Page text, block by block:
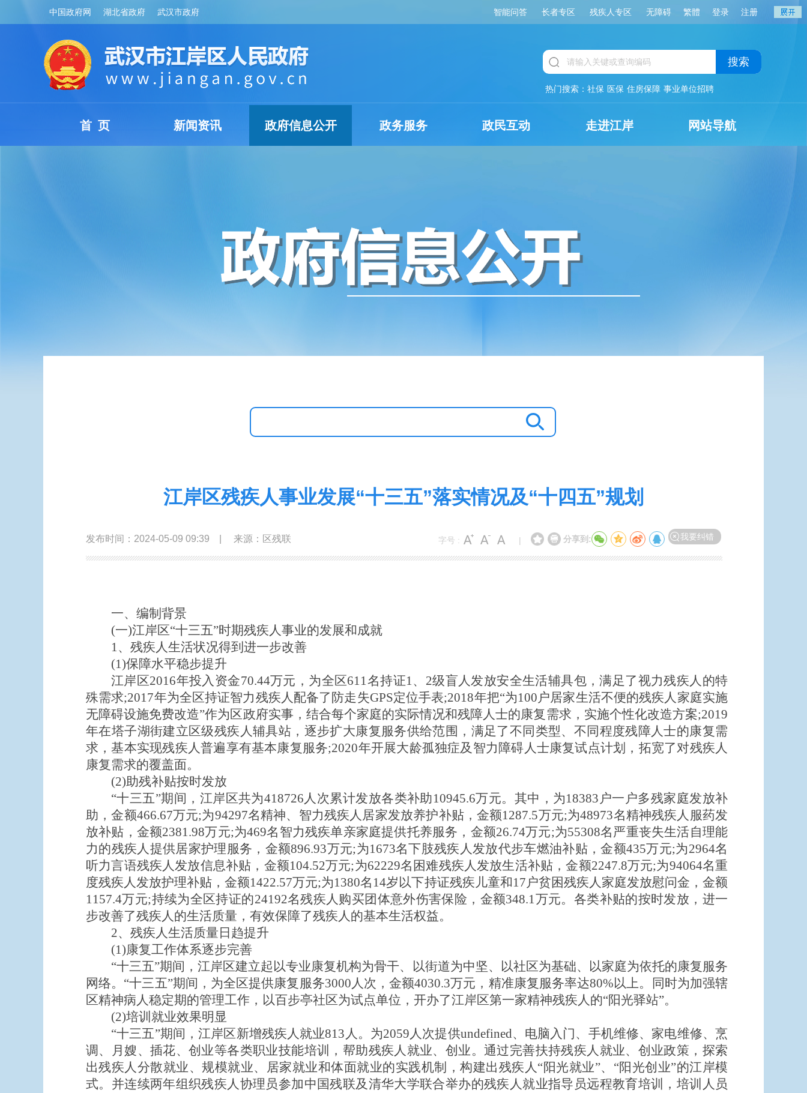
中国政府网 湖北省政府 武汉市政府 智能问答 长者专区 残疾人专区 无障碍 繁體 登录 注册
搜索
热门搜索： 社保 医保 住房保障 事业单位招聘
首 页 新闻资讯 政府信息公开 政务服务 政民互动 走进江岸 网站导航
江岸区残疾人事业发展“十三五”落实情况及“十四五”规划
我要纠错
分享到:
字号 : |
发布时间：2024-05-09 09:39 来源：区残联
一、编制背景
(一)江岸区“十三五”时期残疾人事业的发展和成就
1、残疾人生活状况得到进一步改善
(1)保障水平稳步提升
江岸区2016年投入资金70.44万元，为全区611名持证1、2级盲人发放安全生活辅具包，满足了视力残疾人的特
殊需求;2017年为全区持证智力残疾人配备了防走失GPS定位手表;2018年把“为100户居家生活不便的残疾人家庭实施
无障碍设施免费改造”作为区政府实事，结合每个家庭的实际情况和残障人士的康复需求，实施个性化改造方案;2019
年在塔子湖街建立区级残疾人辅具站，逐步扩大康复服务供给范围，满足了不同类型、不同程度残障人士的康复需
求，基本实现残疾人普遍享有基本康复服务;2020年开展大龄孤独症及智力障碍人士康复试点计划，拓宽了对残疾人
康复需求的覆盖面。
(2)助残补贴按时发放
“十三五”期间，江岸区共为418726人次累计发放各类补助10945.6万元。其中，为18383户一户多残家庭发放补
助，金额466.67万元;为94297名精神、智力残疾人居家发放养护补贴，金额1287.5万元;为48973名精神残疾人服药发
放补贴，金额2381.98万元;为469名智力残疾单亲家庭提供托养服务，金额26.74万元;为55308名严重丧失生活自理能
力的残疾人提供居家护理服务，金额896.93万元;为1673名下肢残疾人发放代步车燃油补贴，金额435万元;为2964名
听力言语残疾人发放信息补贴，金额104.52万元;为62229名困难残疾人发放生活补贴，金额2247.8万元;为94064名重
度残疾人发放护理补贴，金额1422.57万元;为1380名14岁以下持证残疾儿童和17户贫困残疾人家庭发放慰问金，金额
1157.4万元;持续为全区持证的24192名残疾人购买团体意外伤害保险，金额348.1万元。各类补贴的按时发放，进一
步改善了残疾人的生活质量，有效保障了残疾人的基本生活权益。
2、残疾人生活质量日趋提升
(1)康复工作体系逐步完善
“十三五”期间，江岸区建立起以专业康复机构为骨干、以街道为中坚、以社区为基础、以家庭为依托的康复服务
网络。“十三五”期间，为全区提供康复服务3000人次，金额4030.3万元，精准康复服务率达80%以上。同时为加强辖
区精神病人稳定期的管理工作，以百步亭社区为试点单位，开办了江岸区第一家精神残疾人的“阳光驿站”。
(2)培训就业效果明显
“十三五”期间，江岸区新增残疾人就业813人。为2059人次提供undefined、电脑入门、手机维修、家电维修、烹
调、月嫂、插花、创业等各类职业技能培训，帮助残疾人就业、创业。通过完善扶持残疾人就业、创业政策，探索
出残疾人分散就业、规模就业、居家就业和体面就业的实践机制，构建出残疾人“阳光就业”、“阳光创业”的江岸模
式。并连续两年组织残疾人协理员参加中国残联及清华大学联合举办的残疾人就业指导员远程教育培训，培训人员